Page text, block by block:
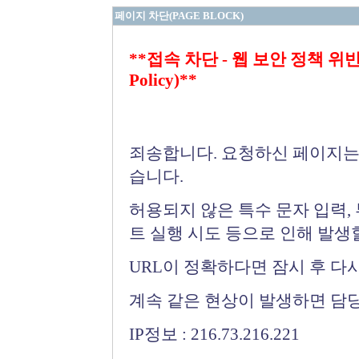
페이지 차단(PAGE BLOCK)
**접속 차단 - 웹 보안 정책 위
Policy)**
죄송합니다. 요청하신 페이지
습니다.
허용되지 않은 특수 문자 입력
트 실행 시도 등으로 인해 발생
URL이 정확하다면 잠시 후 다
계속 같은 현상이 발생하면 담
IP정보 : 216.73.216.221